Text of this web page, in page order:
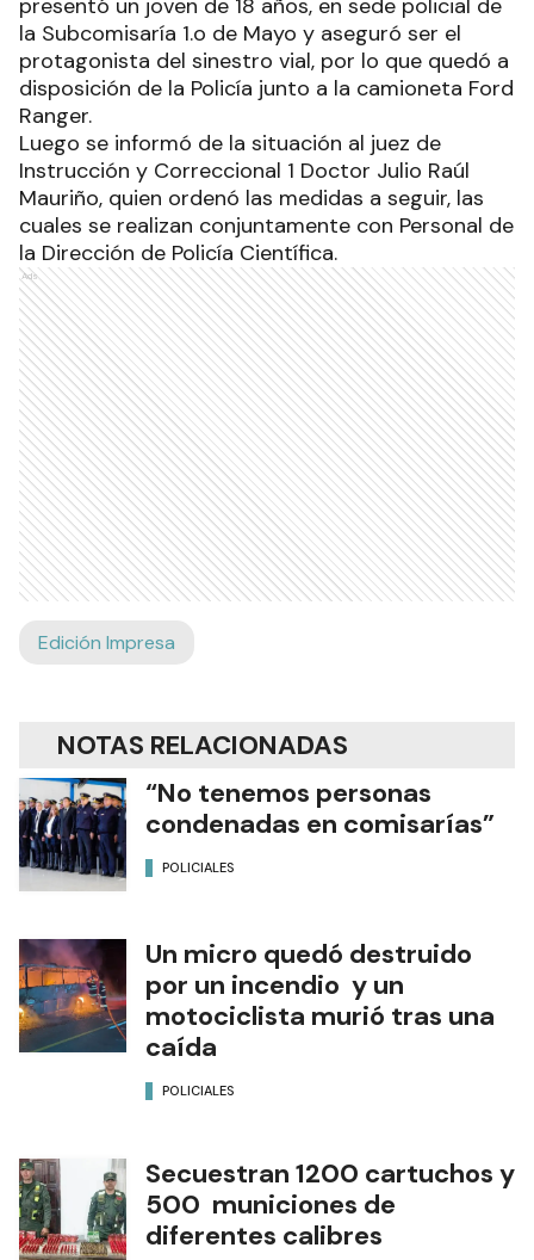
la Subcomisaría 1.o de Mayo y aseguró ser el
protagonista del sinestro vial, por lo que quedó a
disposición de la Policía junto a la camioneta Ford
Ranger.
Luego se informó de la situación al juez de
Instrucción y Correccional 1 Doctor Julio Raúl
Mauriño, quien ordenó las medidas a seguir, las
cuales se realizan conjuntamente con Personal de
la Dirección de Policía Científica.
Ads
Edición Impresa
NOTAS RELACIONADAS
“No tenemos personas
condenadas en comisarías”
POLICIALES
Un micro quedó destruido
por un incendio y un
motociclista murió tras una
caída
POLICIALES
Secuestran 1200 cartuchos y
500 municiones de
diferentes calibres